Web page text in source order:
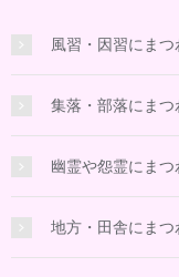
風習・因習にま
集落・部落にまつ
幽霊や怨霊にまつ
地方・田舎にまつ